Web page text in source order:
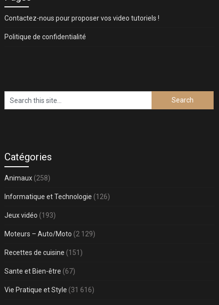
Contactez-nous pour proposer vos video tutoriels !
Politique de confidentialité
Catégories
Animaux(258)
Informatique et Technologie (126)
Jeux vidéo (193)
Moteurs – Auto/Moto (2 129)
Recettes de cuisine (151)
Sante et Bien-être (67)
Vie Pratique et Style (31 616)